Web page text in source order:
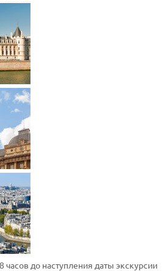
до наступления даты экскурсии